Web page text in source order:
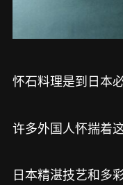
怀石料理是到日本
许多外国人怀揣着
日本精湛技艺和多